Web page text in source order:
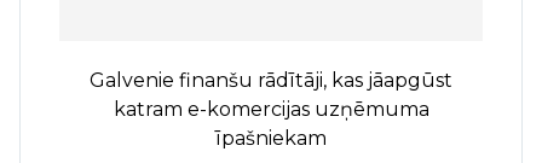
Galvenie finanšu rādītāji, kas jāapgūst
katram e-komercijas uzņēmuma
īpašniekam